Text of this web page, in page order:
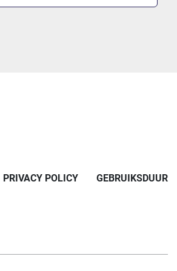
PRIVACY POLICY GEBRUIKSDUUR